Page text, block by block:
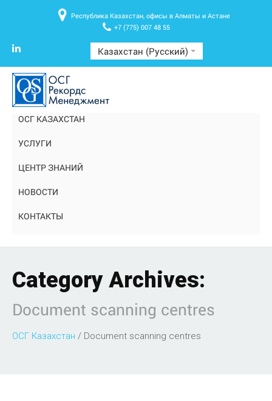
Республика Казахстан, офисы в Алматы и Астане
+7 (775) 007 48 55
Казахстан (Русский)
ОСГ КАЗАХСТАН
УСЛУГИ
ЦЕНТР ЗНАНИЙ
НОВОСТИ
КОНТАКТЫ
Category Archives:
Document scanning centres
ОСГ Казахстан / Document scanning centres